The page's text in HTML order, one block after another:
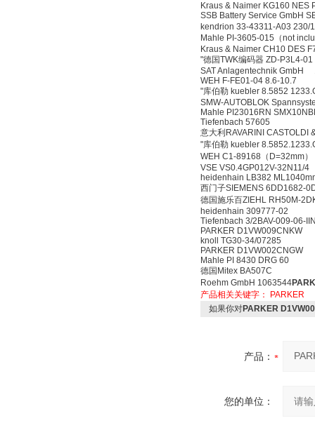
Kraus & Naimer KG160 NES
SSB Battery Service GmbH
kendrion 33-43311-A03 230/
Mahle PI-3605-015（not
Kraus & Naimer CH10 DES
"德国TWK编码器 ZD-P3L4-
SAT Anlagentechnik GmbH
WEH F-FE01-04 8.6-10.7
"库伯勒 kuebler 8.5852
SMW-AUTOBLOK
Mahle PI23016RN
Tiefenbach 57605
意大利RAVARINI CASTOLDI
"库伯勒 kuebler
WEH C1-89168（D=32mm）
VSE VS0.4GP012V-32N11/4
heidenhain LB382
西门子SIEMENS 6DD1682-
德国施乐百ZIEHL RH50M-
heidenhain 309777-02
Tiefenbach 3/2BAV-009-06-
PARKER D1VW009CNKW
knoll TG30-34/07285
PARKER D1VW002CNGW
Mahle PI 8430 DRG 60
德国Mitex BA507C
Roehm GmbH 1063544
产品相关关键字：
PARKER
如果你对PARKER
产品：
您的单位：